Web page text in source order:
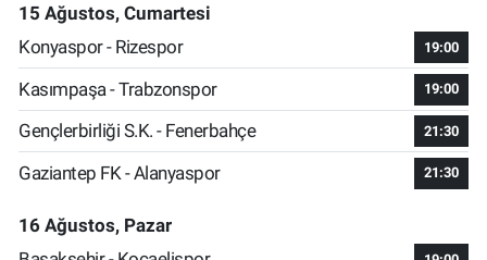
15 Ağustos, Cumartesi
Konyaspor - Rizespor
19:00
Kasımpaşa - Trabzonspor 19:00
Gençlerbirliği S.K. - Fenerbahçe 21:30
Gaziantep FK - Alanyaspor 21:30
16 Ağustos, Pazar